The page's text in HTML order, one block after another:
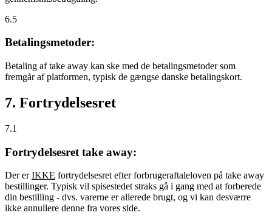
6.5
Betalingsmetoder:
Betaling af take away kan ske med de betalingsmetoder som
fremgår af platformen, typisk de gængse danske betalingskort.
7. Fortrydelsesret
7.1
Fortrydelsesret take away:
Der erIKKE fortrydelsesret efter forbrugeraftaleloven på take away
bestillinger. Typisk vil spisestedet straks gå i gang med at forberede
din bestilling - dvs. varerne er allerede brugt, og vi kan desværre
ikke annullere denne fra vores side.